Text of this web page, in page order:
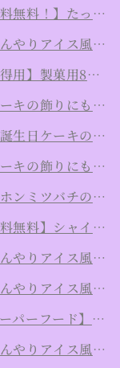
チョコレート
！ファミリーパ
風！ファミリー
る】ローチョコ
】【ひんやりア
】【ひんやりア
】【ひんやりア
ルローチョコレ
様の陰陽カラフ
トナのローチョ
めなローチョコ
カオエリクサー"
料無料！】たっぷ
んやりアイス風
得用】製菓用84
ーキの飾りにもお
誕生日ケーキの
ーキの飾りにもお
ホンミツバチの
料無料】シャイ
んやりアイス風
んやりアイス風
ーパーフード】ポ
んやりアイス風